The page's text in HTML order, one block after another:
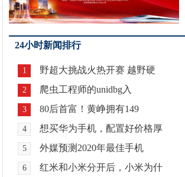
24小时新闻排行
1 野超大挑战火热开赛 越野硬
2 爬虫工程师的unidbg入
3 80后首富！黄峥拥有149
4 想买华为手机，配置好价格厚
5 外媒预测2020年最佳手机
6 红米和小米分开后，小米为什